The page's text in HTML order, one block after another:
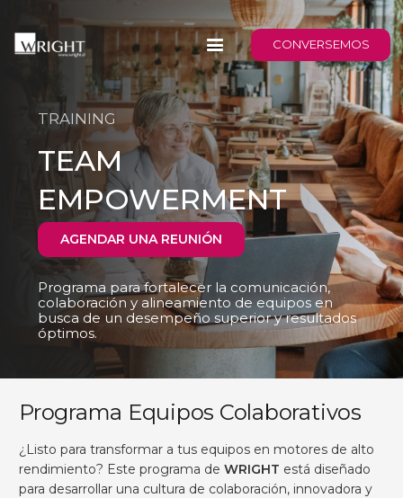
CONVERSEMOS
TRAINING
TEAM
EMPOWERMENT
AGENDAR UNA REUNIÓN
Programa para fortalecer la comunicación,
colaboración y alineamiento de equipos en
busca de un desempeño superior y resultados
óptimos.
Programa Equipos Colaborativos
¿Listo para transformar a tus equipos en motores de alto
rendimiento? Este programa de WRIGHT está diseñado
para desarrollar una cultura de colaboración, innovadora y